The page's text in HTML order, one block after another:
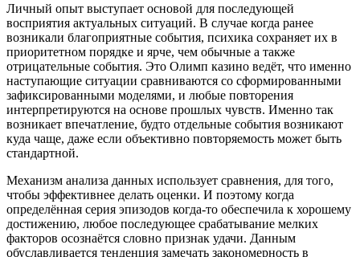
Личный опыт выступает основой для последующей
восприятия актуальных ситуаций. В случае когда ранее
возникали благоприятные события, психика сохраняет их в
приоритетном порядке и ярче, чем обычные а также
отрицательные события. Это Олимп казино ведёт, что именно
наступающие ситуации сравниваются со сформированными
зафиксированными моделями, и любые повторения
интерпретируются на основе прошлых чувств. Именно так
возникает впечатление, будто отдельные события возникают
куда чаще, даже если объективно повторяемость может быть
стандартной.
Механизм анализа данных использует сравнения, для того,
чтобы эффективнее делать оценки. И поэтому когда
определённая серия эпизодов когда-то обеспечила к хорошему
достижению, любое последующее срабатывание мелких
факторов осознаётся словно признак удачи. Данным
обуславливается тенденция замечать закономерность в